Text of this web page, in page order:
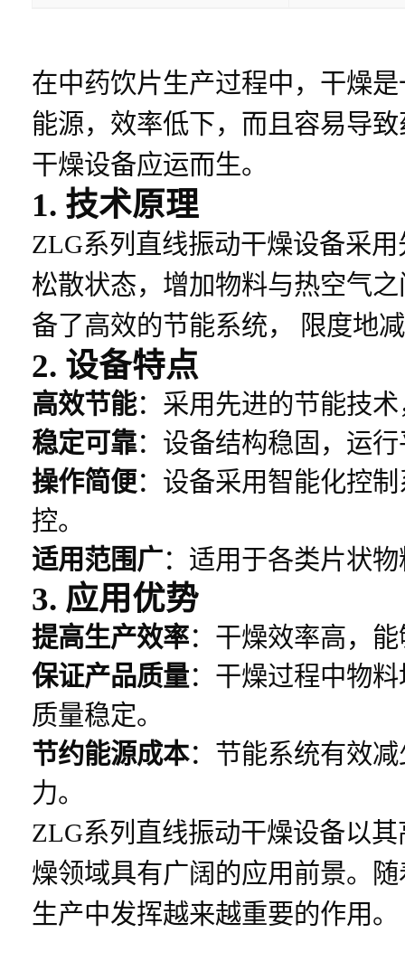
在中药饮片生产过程中，干燥
能源，效率低下，而且容易导
干燥设备应运而生。
1. 技术原理
ZLG系列直线振动干燥设备采
松散状态，增加物料与热空气
备了高效的节能系统， 限度地
2. 设备特点
高效节能：采用先进的节能技
稳定可靠：设备结构稳固，运
操作简便：设备采用智能化控
控。
适用范围广：适用于各类片状
3. 应用优势
提高生产效率：干燥效率高，
保证产品质量：干燥过程中物
质量稳定。
节约能源成本：节能系统有效
力。
ZLG系列直线振动干燥设备以
燥领域具有广阔的应用前景。
生产中发挥越来越重要的作用。